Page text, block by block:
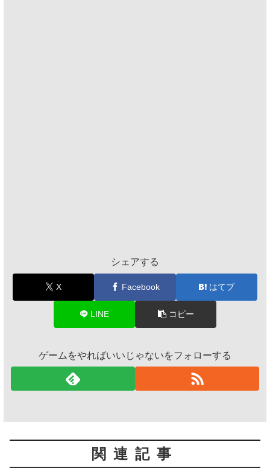
シェアする
X Facebook はてブ
LINE コピー
ゲームをやればいいじゃないをフォローする
関連記事